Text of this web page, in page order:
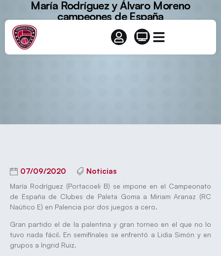
María Rodríguez y Álvaro Moreno
campeones de España
07/09/2020 Noticias
María Rodríguez (Portacoeli B) se impone en el Campeonato
de España de Clubes de Paleta Goma a Miriam Aranaz (RC
Naútico E) en Palencia por dos juegos a cero.
Gran partido el de la palentina y gran torneo en el que no lo
tuvo nada fácil. En semifinales se enfrentó a Lidia Simón y en
grupos a Ingrid Ruiz.